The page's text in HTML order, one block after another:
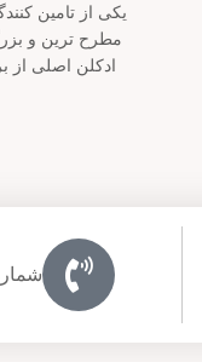
یکی از تامین
مطرح ترین و
ادکلن اصلی از
شماره